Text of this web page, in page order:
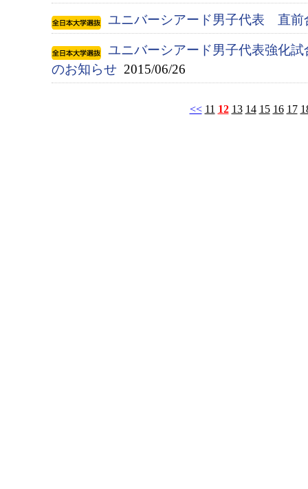
ユニバーシアード男子代表 直前
ユニバーシアード男子代表強化
のお知らせ 2015/06/26
<< 11 12 13 14 15 16 17